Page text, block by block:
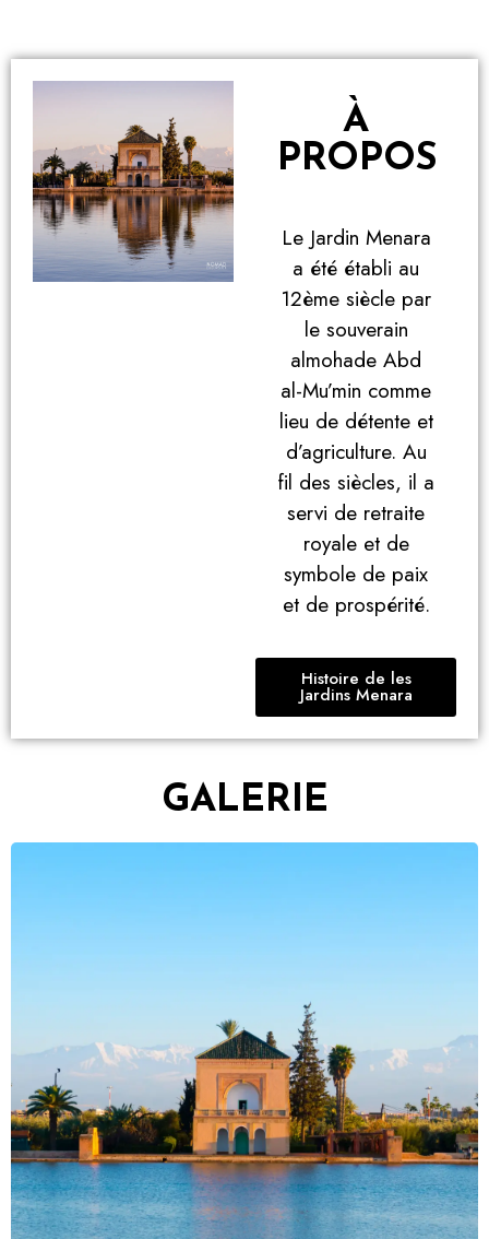
À
PROPOS
Le Jardin Menara
a été établi au
12ème siècle par
le souverain
almohade Abd
al-Mu’min comme
lieu de détente et
d’agriculture. Au
fil des siècles, il a
servi de retraite
royale et de
symbole de paix
et de prospérité.
Histoire de les
Jardins Menara
GALERIE